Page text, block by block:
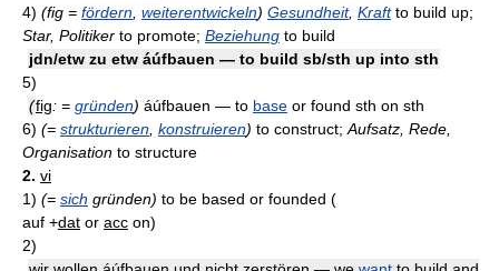
4) (fig = fördern, weiterentwickeln) Gesundheit, Kraftto build up;
Star, Politiker to promote; Beziehung to build
jdn/etw zu etw áúfbauen — to build sb/sth up into sth
5)
(fig: = gründen) áúfbauen — to base or found sth on sth
6) (= strukturieren, konstruieren) to construct;Aufsatz, Rede,
Organisation to structure
2. vi
1) (= sich gründen) to be based or founded (
auf +dat or acc on)
2)